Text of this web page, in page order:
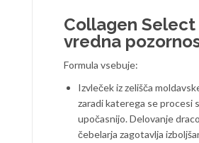
Collagen
vredna
Formula vsebuje:
Izvleček iz zelišča
zaradi katerega se procesi
upočasnijo. Delovanje
čebelarja zagotavlja